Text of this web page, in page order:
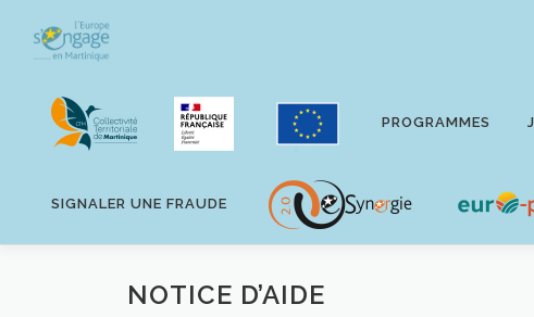
contenu
PROGRAMMES
SIGNALER UNE FRAUDE
NOTICE D’AIDE